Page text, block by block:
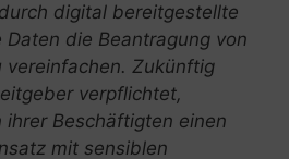
digital bereitgestellte
Daten die Beantragung von
vereinfachen. Zukünftig
verpflichtet,
Beschäftigten einen
mit sensiblen